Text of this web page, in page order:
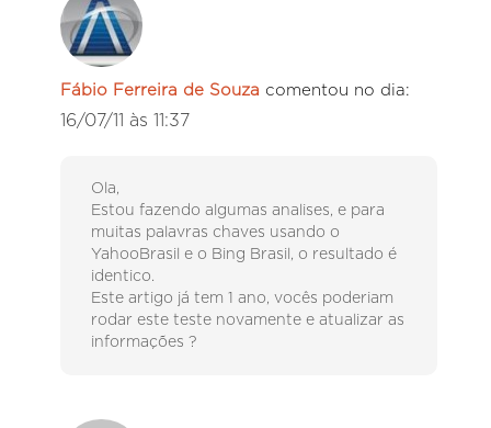
Fábio Ferreira de Souza comentou no dia:
16/07/11 às 11:37
Ola,
Estou fazendo algumas analises, e para
muitas palavras chaves usando o
YahooBrasil e o Bing Brasil, o resultado é
identico.
Este artigo já tem 1 ano, vocês poderiam
rodar este teste novamente e atualizar as
informações ?